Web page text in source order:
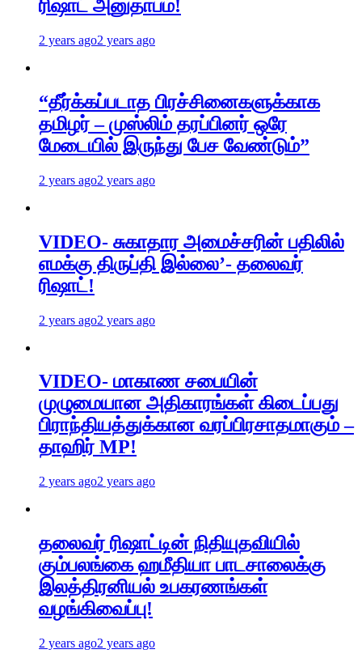
ரிஷாட் அனுதாபம்!
2 years ago2 years ago
“தீர்க்கப்படாத பிரச்சினைகளுக்காக
தமிழர் – முஸ்லிம் தரப்பினர் ஒரே
மேடையில் இருந்து பேச வேண்டும்”
2 years ago2 years ago
VIDEO- சுகாதார அமைச்சரின் பதிலில்
எமக்கு திருப்தி இல்லை’- தலைவர்
ரிஷாட்!
2 years ago2 years ago
VIDEO- மாகாண சபையின்
முழுமையான அதிகாரங்கள் கிடைப்பது
பிராந்தியத்துக்கான வரப்பிரசாதமாகும் –
தாஹிர் MP!
2 years ago2 years ago
தலைவர் ரிஷாட்டின் நிதியுதவியில்
கும்பலங்கை ஹமீதியா பாடசாலைக்கு
இலத்திரனியல் உபகரணங்கள்
வழங்கிவைப்பு!
2 years ago2 years ago